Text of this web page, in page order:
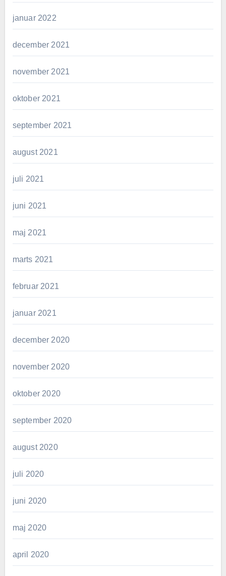
januar 2022
december 2021
november 2021
oktober 2021
september 2021
august 2021
juli 2021
juni 2021
maj 2021
marts 2021
februar 2021
januar 2021
december 2020
november 2020
oktober 2020
september 2020
august 2020
juli 2020
juni 2020
maj 2020
april 2020